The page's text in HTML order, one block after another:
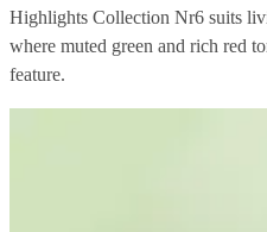
Highlights Collection Nr6 suits
where muted green and rich red
feature.